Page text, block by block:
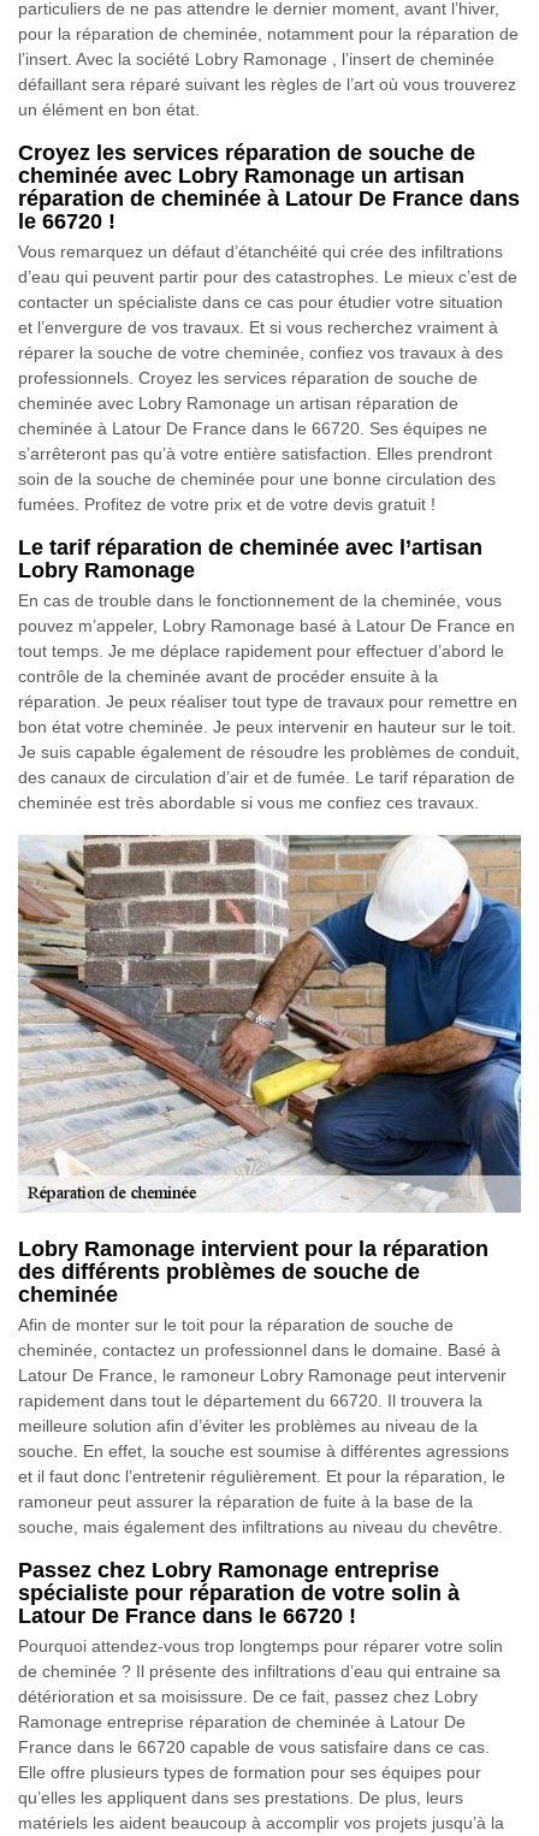
particuliers de ne pas attendre le dernier moment, avant l’hiver,
pour la réparation de cheminée, notamment pour la réparation de
l’insert. Avec la société Lobry Ramonage , l’insert de cheminée
défaillant sera réparé suivant les règles de l’art où vous trouverez
un élément en bon état.
Croyez les services réparation de souche de
cheminée avec Lobry Ramonage un artisan
réparation de cheminée à Latour De France dans
le 66720 !
Vous remarquez un défaut d’étanchéité qui crée des infiltrations
d’eau qui peuvent partir pour des catastrophes. Le mieux c’est de
contacter un spécialiste dans ce cas pour étudier votre situation
et l’envergure de vos travaux. Et si vous recherchez vraiment à
réparer la souche de votre cheminée, confiez vos travaux à des
professionnels. Croyez les services réparation de souche de
cheminée avec Lobry Ramonage un artisan réparation de
cheminée à Latour De France dans le 66720. Ses équipes ne
s’arrêteront pas qu’à votre entière satisfaction. Elles prendront
soin de la souche de cheminée pour une bonne circulation des
fumées. Profitez de votre prix et de votre devis gratuit !
Le tarif réparation de cheminée avec l’artisan
Lobry Ramonage
En cas de trouble dans le fonctionnement de la cheminée, vous
pouvez m’appeler, Lobry Ramonage basé à Latour De France en
tout temps. Je me déplace rapidement pour effectuer d’abord le
contrôle de la cheminée avant de procéder ensuite à la
réparation. Je peux réaliser tout type de travaux pour remettre en
bon état votre cheminée. Je peux intervenir en hauteur sur le toit.
Je suis capable également de résoudre les problèmes de conduit,
des canaux de circulation d’air et de fumée. Le tarif réparation de
cheminée est très abordable si vous me confiez ces travaux.
Lobry Ramonage intervient pour la réparation
des différents problèmes de souche de
cheminée
Afin de monter sur le toit pour la réparation de souche de
cheminée, contactez un professionnel dans le domaine. Basé à
Latour De France, le ramoneur Lobry Ramonage peut intervenir
rapidement dans tout le département du 66720. Il trouvera la
meilleure solution afin d’éviter les problèmes au niveau de la
souche. En effet, la souche est soumise à différentes agressions
et il faut donc l’entretenir régulièrement. Et pour la réparation, le
ramoneur peut assurer la réparation de fuite à la base de la
souche, mais également des infiltrations au niveau du chevêtre.
Passez chez Lobry Ramonage entreprise
spécialiste pour réparation de votre solin à
Latour De France dans le 66720 !
Pourquoi attendez-vous trop longtemps pour réparer votre solin
de cheminée ? Il présente des infiltrations d’eau qui entraine sa
détérioration et sa moisissure. De ce fait, passez chez Lobry
Ramonage entreprise réparation de cheminée à Latour De
France dans le 66720 capable de vous satisfaire dans ce cas.
Elle offre plusieurs types de formation pour ses équipes pour
qu’elles les appliquent dans ses prestations. De plus, leurs
matériels les aident beaucoup à accomplir vos projets jusqu’à la